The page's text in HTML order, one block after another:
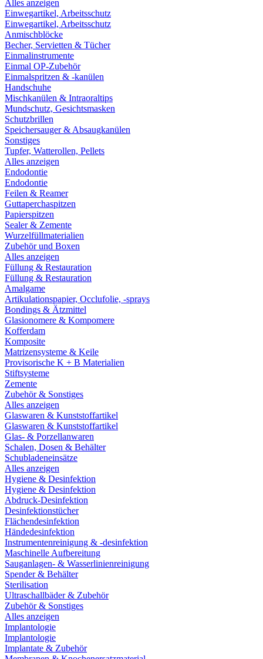
Alles anzeigen
Einwegartikel, Arbeitsschutz
Einwegartikel, Arbeitsschutz
Anmischblöcke
Becher, Servietten & Tücher
Einmalinstrumente
Einmal OP-Zubehör
Einmalspritzen & -kanülen
Handschuhe
Mischkanülen & Intraoraltips
Mundschutz, Gesichtsmasken
Schutzbrillen
Speichersauger & Absaugkanülen
Sonstiges
Tupfer, Watterollen, Pellets
Alles anzeigen
Endodontie
Endodontie
Feilen & Reamer
Guttaperchaspitzen
Papierspitzen
Sealer & Zemente
Wurzelfüllmaterialien
Zubehör und Boxen
Alles anzeigen
Füllung & Restauration
Füllung & Restauration
Amalgame
Artikulationspapier, Occlufolie, -sprays
Bondings & Ätzmittel
Glasionomere & Kompomere
Kofferdam
Komposite
Matrizensysteme & Keile
Provisorische K + B Materialien
Stiftsysteme
Zemente
Zubehör & Sonstiges
Alles anzeigen
Glaswaren & Kunststoffartikel
Glaswaren & Kunststoffartikel
Glas- & Porzellanwaren
Schalen, Dosen & Behälter
Schubladeneinsätze
Alles anzeigen
Hygiene & Desinfektion
Hygiene & Desinfektion
Abdruck-Desinfektion
Desinfektionstücher
Flächendesinfektion
Händedesinfektion
Instrumentenreinigung & -desinfektion
Maschinelle Aufbereitung
Sauganlagen- & Wasserlinienreinigung
Spender & Behälter
Sterilisation
Ultraschallbäder & Zubehör
Zubehör & Sonstiges
Alles anzeigen
Implantologie
Implantologie
Implantate & Zubehör